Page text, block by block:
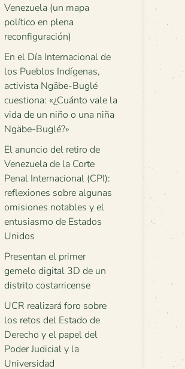
Venezuela (un mapa
político en plena
reconfiguración)
En el Día Internacional de
los Pueblos Indígenas,
activista Ngäbe-Buglé
cuestiona: «¿Cuánto vale la
vida de un niño o una niña
Ngäbe-Buglé?»
El anuncio del retiro de
Venezuela de la Corte
Penal Internacional (CPI):
reflexiones sobre algunas
omisiones notables y el
entusiasmo de Estados
Unidos
Presentan el primer
gemelo digital 3D de un
distrito costarricense
UCR realizará foro sobre
los retos del Estado de
Derecho y el papel del
Poder Judicial y la
Universidad